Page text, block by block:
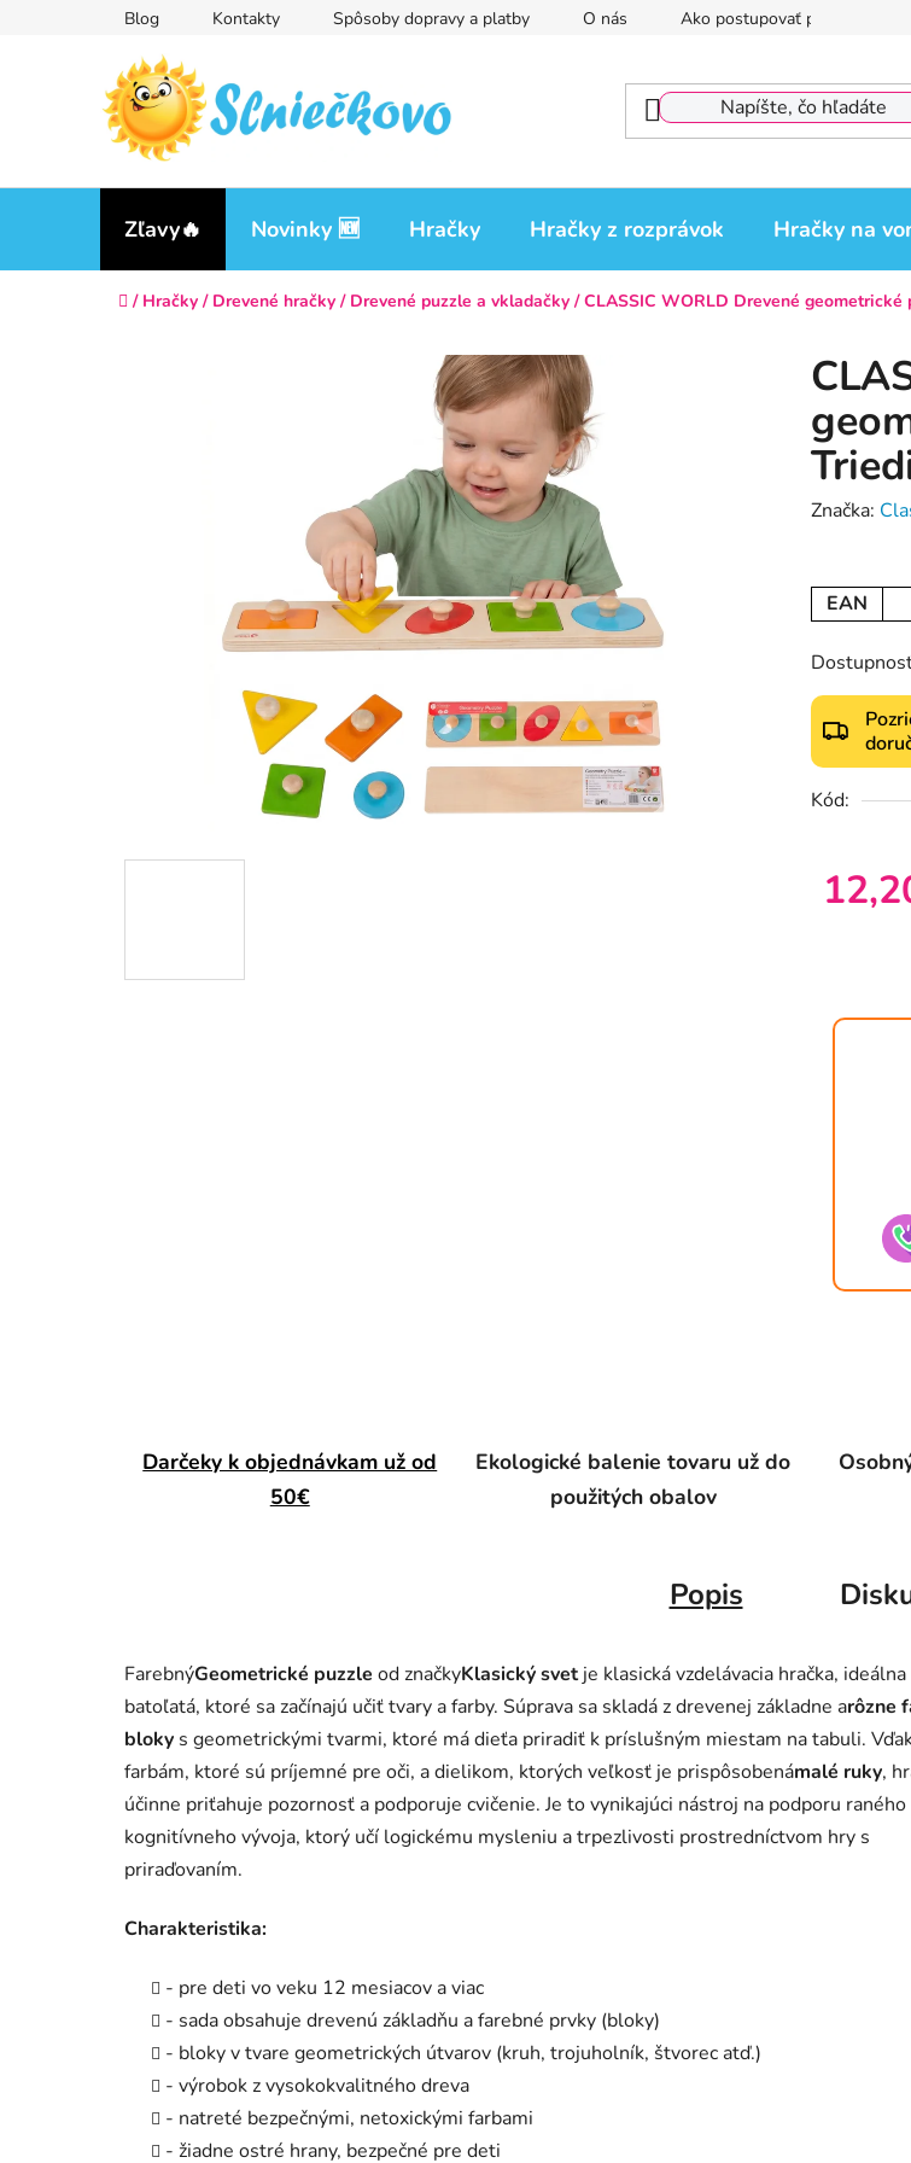
Blog Kontakty Spôsoby dopravy a platby O nás Ako postupovať pri reklamácii
Zľavy🔥 Novinky 🆕 Hračky Hračky z rozprávok Hračky na
Domov
/ Hračky / Drevené hračky / Drevené puzzle a vkladačky / CLASSIC WORLD Drevené
Značka:
EAN
Kód:
Darčeky k objednávkam už od
50€
Ekologické balenie tovaru už do
použitých obalov
Popis
FarebnýGeometrické puzzle od značkyKlasický svetje klasická vzdelávacia hračka, ideálna
batoľatá, ktoré sa začínajú učiť tvary a farby. Súprava sa skladá z drevenej základne arôzne
bloky s geometrickými tvarmi, ktoré má dieťa priradiť k príslušným miestam na tabuli.
farbám, ktoré sú príjemné pre oči, a dielikom, ktorých veľkosť je prispôsobenámalé ruky,
účinne priťahuje pozornosť a podporuje cvičenie. Je to vynikajúci nástroj na podporu raného
kognitívneho vývoja, ktorý učí logickému mysleniu a trpezlivosti prostredníctvom hry s
priraďovaním.
Charakteristika:
- pre deti vo veku 12 mesiacov a viac
- sada obsahuje drevenú základňu a farebné prvky (bloky)
- bloky v tvare geometrických útvarov (kruh, trojuholník, štvorec atď.)
- výrobok z vysokokvalitného dreva
- natreté bezpečnými, netoxickými farbami
- žiadne ostré hrany, bezpečné pre deti